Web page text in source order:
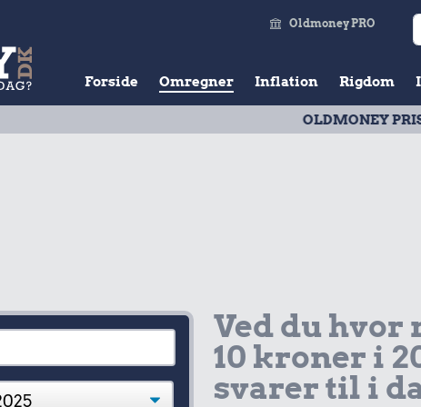
Oldmoney PRO
Forside Omregner Inflation Rigdom
OLDMONEY PRISTAL|
Ved du hvor
10 kroner i
svarer til i